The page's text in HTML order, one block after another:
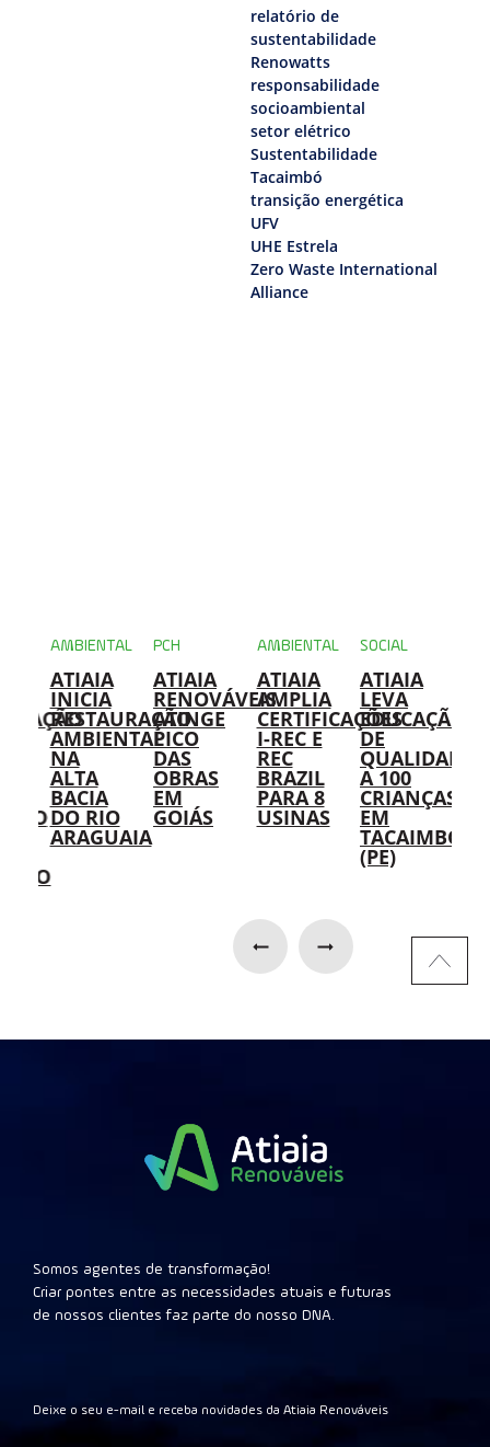
relatório de
sustentabilidade
Renowatts
responsabilidade
socioambiental
setor elétrico
Sustentabilidade
Tacaimbó
transição energética
UFV
UHE Estrela
Zero Waste International
Alliance
AMBIENTAL
ATIAIA
INICIA
RESTAURAÇÃO
AMBIENTAL
NA
ALTA
BACIA
DO RIO
ARAGUAIA
PCH
ATIAIA
RENOVÁVEIS
ATINGE
PICO
DAS
OBRAS
EM
GOIÁS
AMBIENTAL
ATIAIA
AMPLIA
CERTIFICAÇÕES
I-REC E
REC
BRAZIL
PARA 8
USINAS
SOCIAL
ATIAIA
LEVA
EDUCAÇÃO
DE
QUALIDADE
A 100
CRIANÇAS
EM
TACAIMBÓ
(PE)
Somos agentes de transformação!
Criar pontes entre as necessidades atuais e futuras
de nossos clientes faz parte do nosso DNA.
Deixe o seu e-mail e receba novidades da Atiaia Renováveis